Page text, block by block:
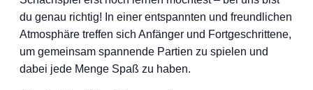
du genau richtig! In einer entspannten und freundlichen
Atmosphäre treffen sich Anfänger und Fortgeschrittene,
um gemeinsam spannende Partien zu spielen und
dabei jede Menge Spaß zu haben.